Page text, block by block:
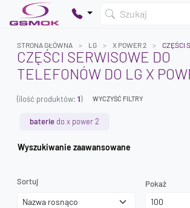
Szukaj
Dodaj produkty, aby kontynuować.
STRONA GŁÓWNA LG X POWER 2 CZĘŚCI
CZĘŚCI SERWISOWE DO
TELEFONÓW DO LG X
(ilość produktów: 1) WYCZYŚĆ FILTRY
baterie do x power 2
Wyszukiwanie zaawansowane
Sortuj Pokaż